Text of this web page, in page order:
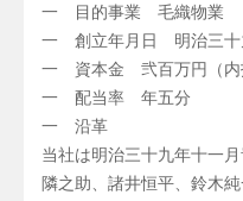
一 目的事業 毛織物業
一 創立年月日 明治三十
一 資本金 弐百万円（内
一 配当率 年五分
一 沿革
当社は明治三十九年十一
隣之助、諸井恒平、鈴木